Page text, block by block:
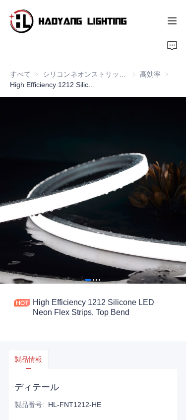
すべて シリコンネオン
高効率 高効率
High Efficiency 1212 Silicone LED
Neon Flex Strips, Top Bend
製品情報
ディテール
製品番号: HL-FNT1212-HE
製品
ニュース